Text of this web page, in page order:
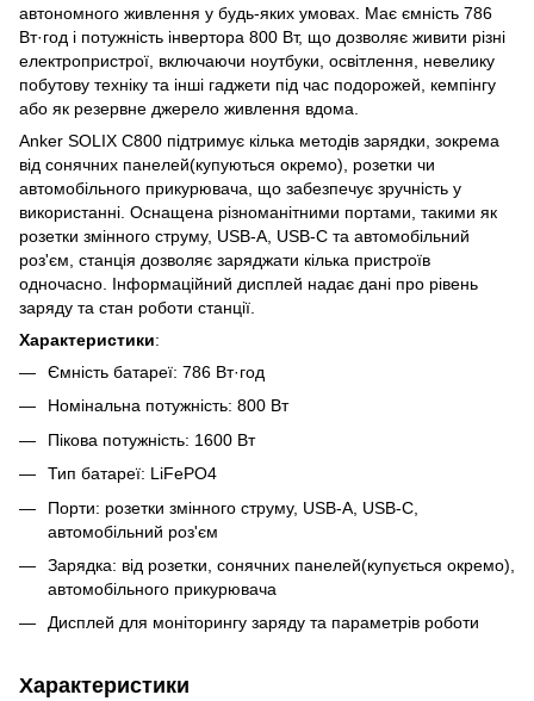
автономного живлення у будь-яких умовах. Має ємність 786
Вт·год і потужність інвертора 800 Вт, що дозволяє живити різні
електропристрої, включаючи ноутбуки, освітлення, невелику
побутову техніку та інші гаджети під час подорожей, кемпінгу
або як резервне джерело живлення вдома.
Anker SOLIX C800 підтримує кілька методів зарядки, зокрема
від сонячних панелей(купуються окремо), розетки чи
автомобільного прикурювача, що забезпечує зручність у
використанні. Оснащена різноманітними портами, такими як
розетки змінного струму, USB-A, USB-C та автомобільний
роз'єм, станція дозволяє заряджати кілька пристроїв
одночасно. Інформаційний дисплей надає дані про рівень
заряду та стан роботи станції.
Характеристики:
Ємність батареї: 786 Вт·год
Номінальна потужність: 800 Вт
Пікова потужність: 1600 Вт
Тип батареї: LiFePO4
Порти: розетки змінного струму, USB-A, USB-C,
автомобільний роз'єм
Зарядка: від розетки, сонячних панелей(купується окремо),
автомобільного прикурювача
Дисплей для моніторингу заряду та параметрів роботи
Характеристики